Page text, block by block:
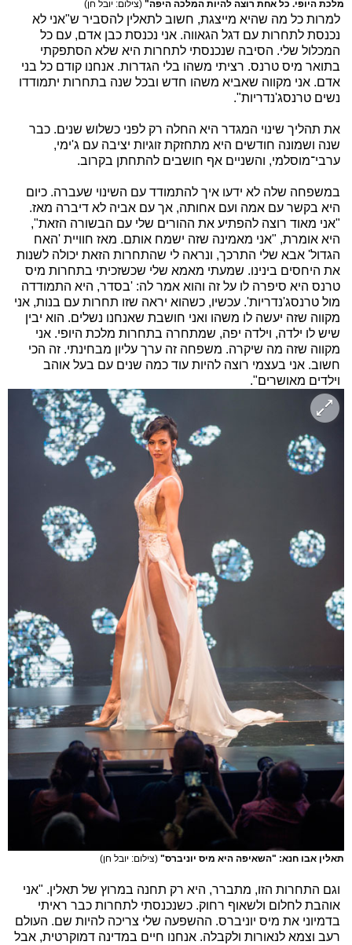
מלכת היופי. כל אחת רוצה להיות המלכה היפה" (צילום: יובל חן)
למרות כל מה שהיא מייצגת, חשוב לתאלין להסביר ש"אני לא
נכנסת לתחרות עם דגל הגאווה. אני נכנסת כבן אדם, עם כל
המכלול שלי. הסיבה שנכנסתי לתחרות היא שלא הסתפקתי
בתואר מיס טרנס. רציתי משהו בלי הגדרות. אנחנו קודם כל בני
אדם. אני מקווה שאביא משהו חדש ובכל שנה בתחרות יתמודדו
נשים טרנסג'נדריות".
את תהליך שינוי המגדר היא החלה רק לפני כשלוש שנים. כבר
שנה ושמונה חודשים היא מתחזקת זוגיות יציבה עם ג'ימי,
ערבי־מוסלמי, והשניים אף חושבים להתחתן בקרוב.
במשפחה שלה לא ידעו איך להתמודד עם השינוי שעברה. כיום
היא בקשר עם אמה ועם אחותה, אך עם אביה לא דיברה מאז.
"אני מאוד רוצה להפתיע את ההורים שלי עם הבשורה הזאת",
היא אומרת, "אני מאמינה שזה ישמח אותם. מאז חוויית 'האח
הגדול' אבא שלי התרכך, ונראה לי שהתחרות הזאת יכולה לשנות
את היחסים בינינו. שמעתי מאמא שלי שכשזכיתי בתחרות מיס
טרנס היא סיפרה לו על זה והוא אמר לה: 'בסדר, היא התמודדה
מול טרנסג'נדריות'. עכשיו, כשהוא יראה שזו תחרות עם בנות, אני
מקווה שזה יעשה לו משהו ואני חושבת שאנחנו נשלים. הוא יבין
שיש לו ילדה, וילדה יפה, שמתחרה בתחרות מלכת היופי. אני
מקווה שזה מה שיקרה. משפחה זה ערך עליון מבחינתי. זה הכי
חשוב. אני בעצמי רוצה להיות עוד כמה שנים עם בעל אוהב
וילדים מאושרים".
תאלין אבו חנא: "השאיפה היא מיס יוניברס" (צילום: יובל חן)
וגם התחרות הזו, מתברר, היא רק תחנה במרוץ של תאלין. "אני
אוהבת לחלום ולשאוף רחוק. כשנכנסתי לתחרות כבר ראיתי
בדמיוני את מיס יוניברס. ההשפעה שלי צריכה להיות שם. העולם
רעב וצמא לנאורות ולקבלה. אנחנו חיים במדינה דמוקרטית, אבל